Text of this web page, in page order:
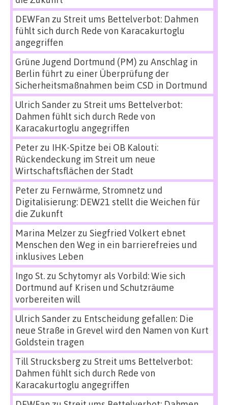
DEWFan zu Streit ums Bettelverbot: Dahmen
fühlt sich durch Rede von Karacakurtoglu
angegriffen
Grüne Jugend Dortmund (PM) zu Anschlag in
Berlin führt zu einer Überprüfung der
Sicherheitsmaßnahmen beim CSD in Dortmund
Ulrich Sanderzu Streit ums Bettelverbot:
Dahmen fühlt sich durch Rede von
Karacakurtoglu angegriffen
Peterzu IHK-Spitze bei OB Kalouti:
Rückendeckung im Streit um neue
Wirtschaftsflächen der Stadt
Peterzu Fernwärme, Stromnetz und
Digitalisierung: DEW21 stellt die Weichen für
die Zukunft
Marina Melzerzu Siegfried Volkert ebnet
Menschen den Weg in ein barrierefreies und
inklusives Leben
Ingo St.zu Schytomyr als Vorbild: Wie sich
Dortmund auf Krisen und Schutzräume
vorbereiten will
Ulrich Sanderzu Entscheidung gefallen: Die
neue Straße in Grevel wird den Namen von Kurt
Goldstein tragen
Till Strucksbergzu Streit ums Bettelverbot:
Dahmen fühlt sich durch Rede von
Karacakurtoglu angegriffen